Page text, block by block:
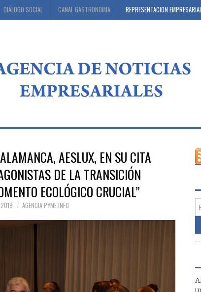
DIÁLOGO SOCIAL CANAL GASTRONOMIA REPRESENTACION
AESLUX, EN SU CITA
DE LA TRANSICIÓN
ECOLÓGICO CRUCIAL”
AGENCIA PYME.INFO